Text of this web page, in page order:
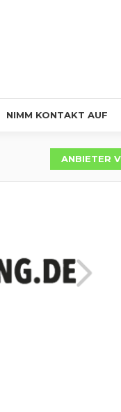
NIMM KONTAKT AUF
ANBIETER